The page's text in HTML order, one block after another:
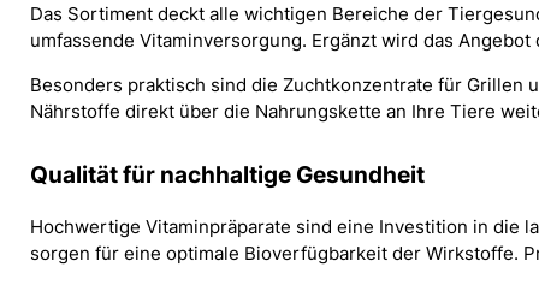
Das Sortiment deckt alle wichtigen Bereiche der
umfassende Vitaminversorgung. Ergänzt wird das
Besonders praktisch sind die Zuchtkonzentrate für
Nährstoffe direkt über die Nahrungskette an Ihre Tiere
Qualität für nachhaltige Gesundheit
Hochwertige Vitaminpräparate sind eine Investition in die
sorgen für eine optimale Bioverfügbarkeit der Wirkstoffe.